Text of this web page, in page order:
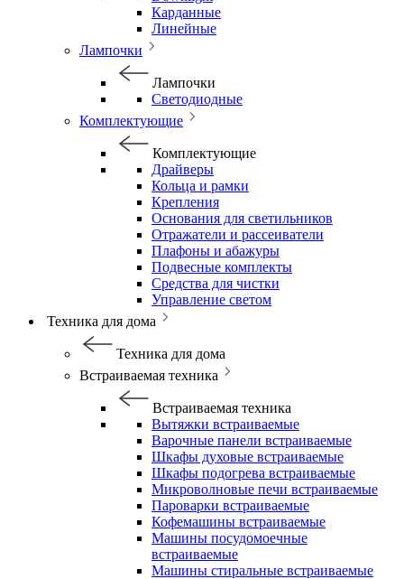
Карданные
Линейные
Лампочки
Лампочки
Светодиодные
Комплектующие
Комплектующие
Драйверы
Кольца и рамки
Крепления
Основания для светильников
Отражатели и рассеиватели
Плафоны и абажуры
Подвесные комплекты
Средства для чистки
Управление светом
Техника для дома
Техника для дома
Встраиваемая техника
Встраиваемая техника
Вытяжки встраиваемые
Варочные панели встраиваемые
Шкафы духовые встраиваемые
Шкафы подогрева встраиваемые
Микроволновые печи встраиваемые
Пароварки встраиваемые
Кофемашины встраиваемые
Машины посудомоечные
встраиваемые
Машины стиральные встраиваемые